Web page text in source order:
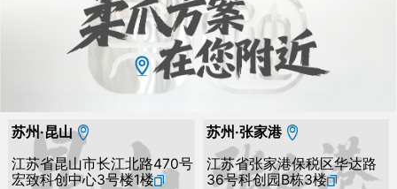
苏州·张家港
江苏省张家港保税区华达路
36号科创园B栋3楼
苏州·昆山
江苏省昆山市长江北路470号
宏致科创中心3号楼1楼